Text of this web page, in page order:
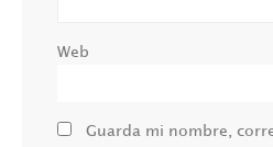
Web
Guarda mi nombre,